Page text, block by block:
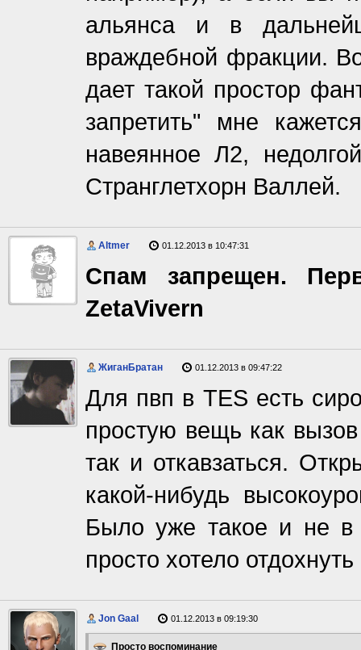
альянса и в
враждебной фракции.
дает такой простор
запретить" мне
навеянное Л2,
Странглетхорн Валлей.
Altmer 01.12.2013 в 10:47:31
Спам запрещен.
ZetaVivern
ЖиганБратан 01.12.2013 в 09:47:22
Для пвп в ТЕS есть
простую вещь как
так и откавзаться.
какой-нибудь
Было уже такое и не в
просто хотело
Jon Gaal 01.12.2013 в 09:19:30
Просто воспоминание